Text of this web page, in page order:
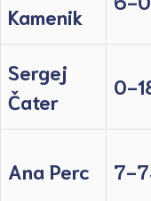
Kamenik
Sergej
Čater
0-
Ana Perc 7-